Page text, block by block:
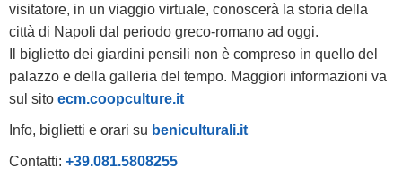
visitatore, in un viaggio virtuale, conoscerà la storia della
città di Napoli dal periodo greco-romano ad oggi.
Il biglietto dei giardini pensili non è compreso in quello del
palazzo e della galleria del tempo. Maggiori informazioni va
sul sito ecm.coopculture.it
Info, biglietti e orari su beniculturali.it
Contatti: +39.081.5808255